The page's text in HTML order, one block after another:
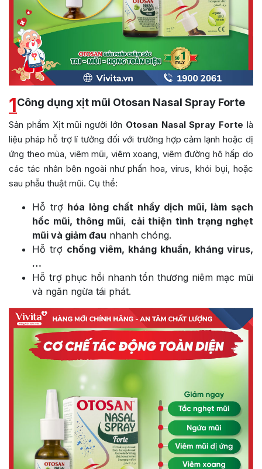
1Công dụng xịt mũi Otosan Nasal Spray Forte
Sản phẩm Xịt mũi người lớn Otosan Nasal Spray Forte là
liệu pháp hỗ trợ lí tưởng đối với trường hợp cảm lạnh hoặc dị
ứng theo mùa, viêm mũi, viêm xoang, viêm đường hô hấp do
các tác nhân bên ngoài như phấn hoa, virus, khói bụi, hoặc
sau phẫu thuật mũi. Cụ thể:
Hỗ trợ hóa lỏng chất nhầy dịch mũi, làm sạch
hốc mũi, thông mũi, cải thiện tình trạng nghẹt
mũi và giảm đau nhanh chóng.
Hỗ trợ chống viêm, kháng khuẩn, kháng virus,
…
Hỗ trợ phục hồi nhanh tổn thương niêm mạc mũi
và ngăn ngừa tái phát.